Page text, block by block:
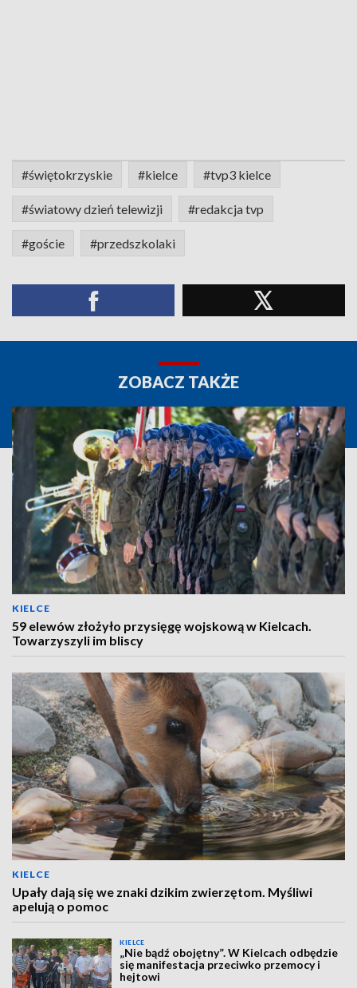
#świętokrzyskie #kielce #tvp3 kielce
#światowy dzień telewizji #redakcja tvp
#goście #przedszkolaki
ZOBACZ TAKŻE
KIELCE
59 elewów złożyło przysięgę wojskową w Kielcach.
Towarzyszyli im bliscy
KIELCE
Upały dają się we znaki dzikim zwierzętom. Myśliwi
apelują o pomoc
KIELCE
„Nie bądź obojętny”. W Kielcach odbędzie
się manifestacja przeciwko przemocy i
hejtowi